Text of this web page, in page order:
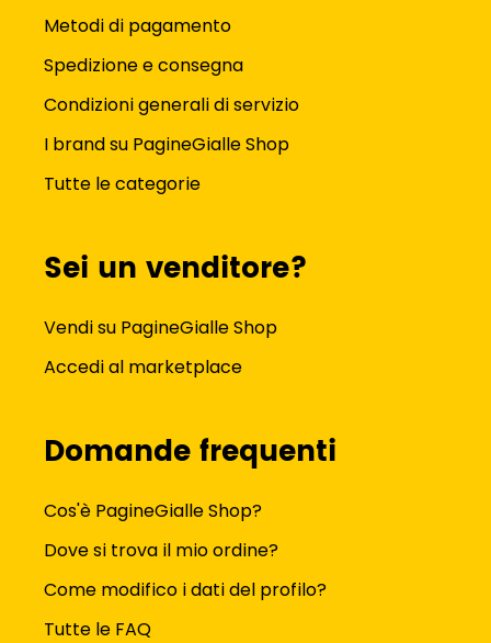
Metodi di pagamento
Spedizione e consegna
Condizioni generali di servizio
I brand su PagineGialle Shop
Tutte le categorie
Sei un venditore?
Vendi su PagineGialle Shop
Accedi al marketplace
Domande frequenti
Cos'è PagineGialle Shop?
Dove si trova il mio ordine?
Come modifico i dati del profilo?
Tutte le FAQ